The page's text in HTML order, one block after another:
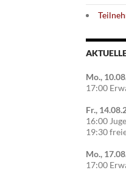
Mo.,
17:00
Fr.,
16:00
19:30
Mo.,
17:00